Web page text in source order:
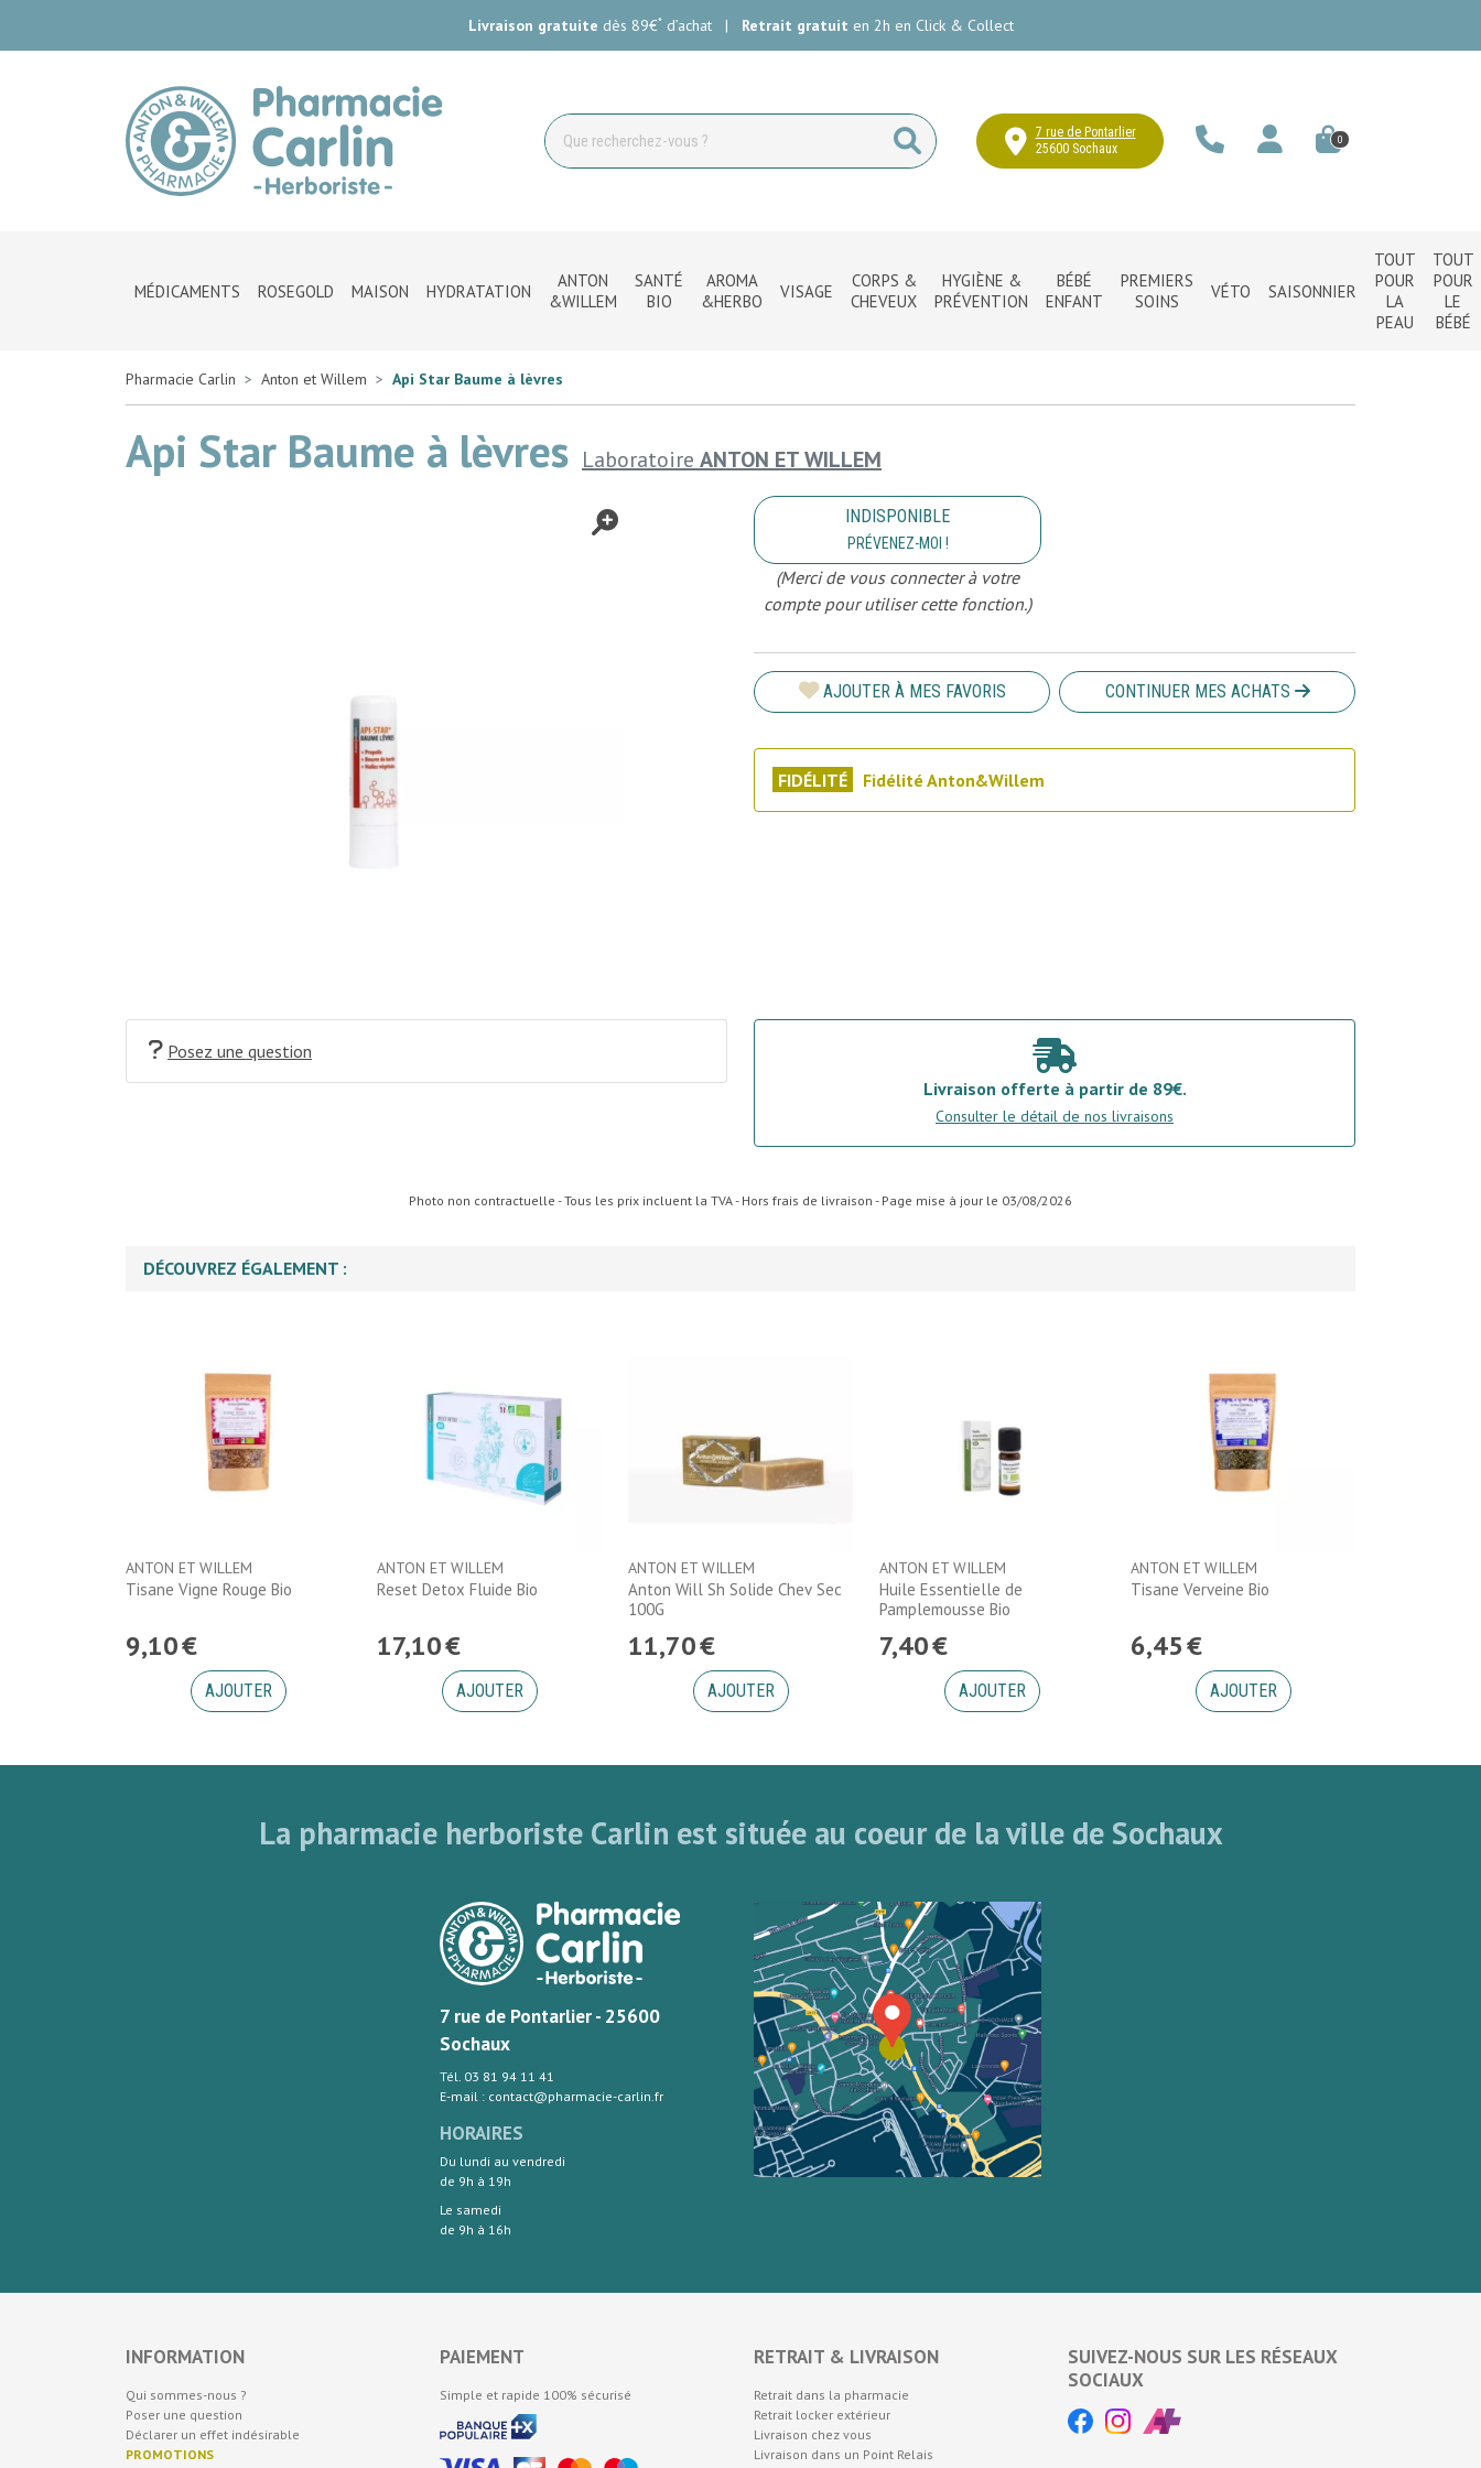
Livraison gratuite dès 89€*d’achat | Retrait gratuit en 2h en Click & Collect
Pharmacie Carlin Votre pharmacie en ligne à votre service
7 rue de Pontarlier
25600 Sochaux
0
MÉDICAMENTS ROSEGOLD MAISON HYDRATATION
ANTON
&WILLEM
SANTÉ
BIO
AROMA
&HERBO
VISAGE
CORPS &
CHEVEUX
HYGIÈNE &
PRÉVENTION
BÉBÉ
ENFANT
PREMIERS
SOINS
VÉTO SAISONNIER
TOUT
POUR
LA
PEAU
TOUT
POUR
LE
BÉBÉ
Pharmacie Carlin Anton et Willem Api Star Baume à lèvres
Api Star Baume à lèvres Laboratoire ANTON ET WILLEM
INDISPONIBLE
PRÉVENEZ-MOI !
(Merci de vous connecter à votre
compte pour utiliser cette fonction.)
AJOUTER À MES FAVORIS CONTINUER MES ACHATS
FIDÉLITÉ Fidélité Anton&Willem
Posez une question
Livraison offerte à partir de 89€.
Consulter le détail de nos livraisons
Photo non contractuelle - Tous les prix incluent la TVA - Hors frais de livraison - Page mise à jour le 03/08/2026
DÉCOUVREZ ÉGALEMENT :
ANTON ET WILLEM
Tisane Vigne Rouge Bio
9,10€
AJOUTER
ANTON ET WILLEM
Reset Detox Fluide Bio
17,10€
AJOUTER
ANTON ET WILLEM
Anton Will Sh Solide Chev Sec
100G
11,70€
AJOUTER
ANTON ET WILLEM
Huile Essentielle de
Pamplemousse Bio
7,40€
AJOUTER
ANTON ET WILLEM
Tisane Verveine Bio
6,45€
AJOUTER
La pharmacie herboriste Carlin est située au coeur de la ville de Sochaux
7 rue de Pontarlier - 25600
Sochaux
Tél. 03 81 94 11 41
E-mail : contact@pharmacie-carlin.fr
HORAIRES
Du lundi au vendredi
de 9h à 19h
Le samedi
de 9h à 16h
INFORMATION
Qui sommes-nous ?
Poser une question
Déclarer un effet indésirable
PROMOTIONS
PAIEMENT
Simple et rapide 100% sécurisé
RETRAIT & LIVRAISON
Retrait dans la pharmacie
Retrait locker extérieur
Livraison chez vous
Livraison dans un Point Relais
SUIVEZ-NOUS SUR LES RÉSEAUX
SOCIAUX